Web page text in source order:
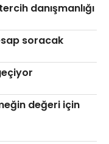
danışmanlığı
soracak
değeri için